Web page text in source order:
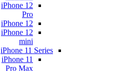
iPhone 12
Pro
iPhone 12
iPhone 12
mini
iPhone 11 Series
iPhone 11
Pro Max